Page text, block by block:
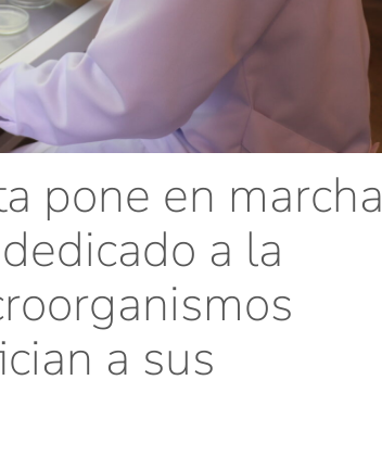
pone en marcha
a la
a sus